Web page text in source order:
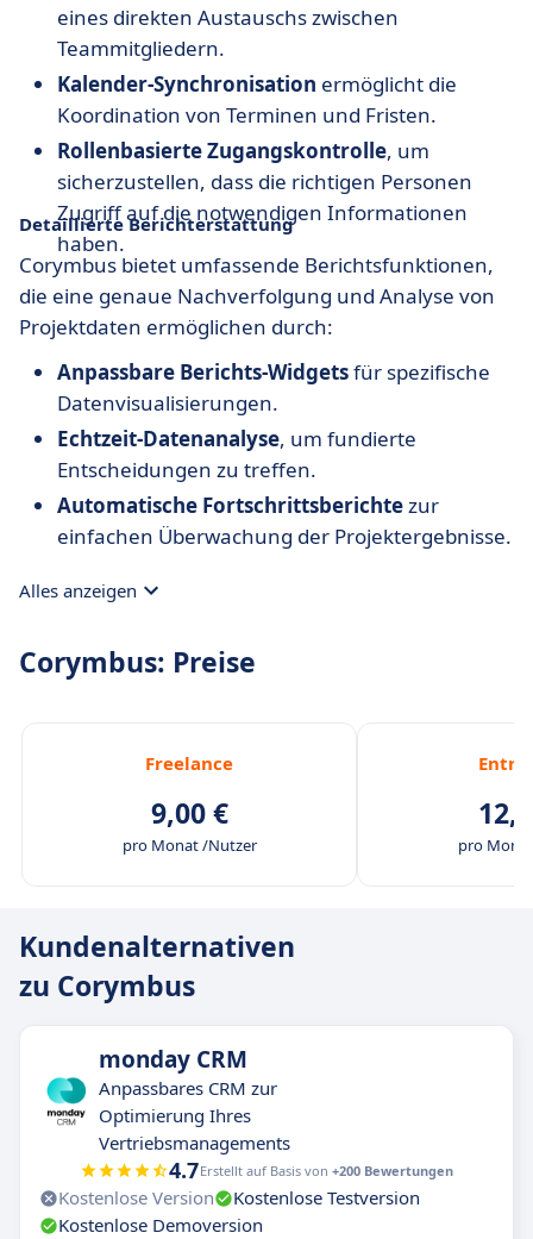
eines direkten Austauschs zwischen
Teammitgliedern.
Kalender-Synchronisation ermöglicht die
Koordination von Terminen und Fristen.
Rollenbasierte Zugangskontrolle, um
sicherzustellen, dass die richtigen Personen
Zugriff auf die notwendigen Informationen
haben.
Detaillierte Berichterstattung
Corymbus bietet umfassende Berichtsfunktionen,
die eine genaue Nachverfolgung und Analyse von
Projektdaten ermöglichen durch:
Anpassbare Berichts-Widgetsfür spezifische
Datenvisualisierungen.
Echtzeit-Datenanalyse, um fundierte
Entscheidungen zu treffen.
Automatische Fortschrittsberichtezur
einfachen Überwachung der Projektergebnisse.
Alles anzeigen
Corymbus: Preise
Freelance
9,00 €
pro Monat /Nutzer pro
Kundenalternativen
zu Corymbus
monday CRM
Anpassbares CRM zur
Optimierung Ihres
Vertriebsmanagements
4.7Erstellt auf Basis von +200 Bewertungen
Kostenlose Version
Kostenlose Testversion
Kostenlose Demoversion